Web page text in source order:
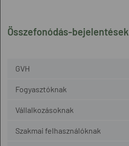
Összefonódás-bejelentések
GVH
Fogyasztóknak
Vállalkozásoknak
Szakmai felhasználóknak